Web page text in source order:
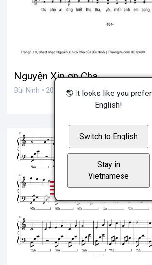
Nguyện Xin ơn Cha
Bùi Ninh • 200 views🌎 It looks like you prefer
English!
Switch to English
Stay in
Vietnamese